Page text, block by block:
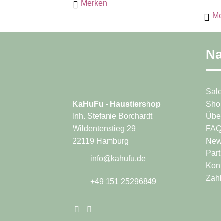
Varianten
werden
Merken
KaHuFu - Haustiershop
Inh. Stefanie Borchardt
Wildentenstieg 29
22119 Hamburg
info@kahufu.de
+49 151 25296849
Sale
FAQ